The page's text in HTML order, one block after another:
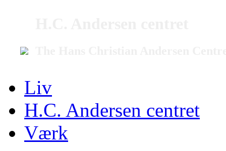
Liv
H.C. Andersen centret
Værk